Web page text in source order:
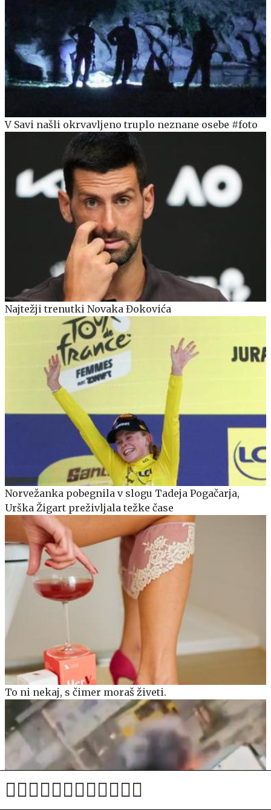
V Savi našli okrvavljeno truplo neznane osebe #foto
Najtežji trenutki Novaka Đokovića
Norvežanka pobegnila v slogu Tadeja Pogačarja,
Urška Žigart preživljala težke čase
To ni nekaj, s čimer moraš živeti.